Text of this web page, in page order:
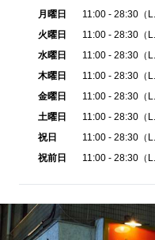
月曜日
11:00 - 28:30（
火曜日
11:00 - 28:30（
水曜日
11:00 - 28:30（
木曜日
11:00 - 28:30（
金曜日
11:00 - 28:30（
土曜日
11:00 - 28:30（
祝日
11:00 - 28:30（
祝前日
11:00 - 28:30（